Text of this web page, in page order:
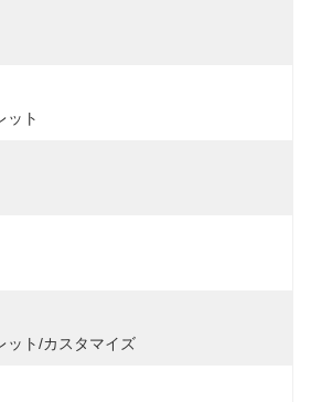
ット
ット/カスタマイズ